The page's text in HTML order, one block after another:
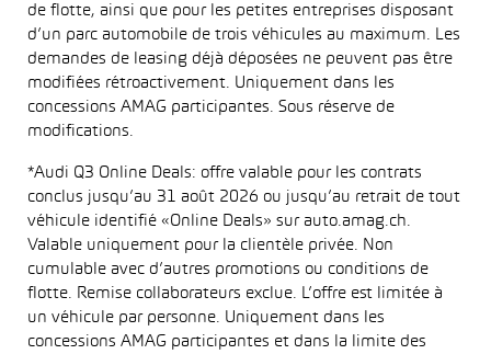
de flotte, ainsi que pour les petites entreprises disposant
d’un parc automobile de trois véhicules au maximum. Les
demandes de leasing déjà déposées ne peuvent pas être
modifiées rétroactivement. Uniquement dans les
concessions AMAG participantes. Sous réserve de
modifications.
*Audi Q3 Online Deals: offre valable pour les contrats
conclus jusqu’au 31 août 2026 ou jusqu’au retrait de tout
véhicule identifié «Online Deals» sur auto.amag.ch.
Valable uniquement pour la clientèle privée. Non
cumulable avec d’autres promotions ou conditions de
flotte. Remise collaborateurs exclue. L’offre est limitée à
un véhicule par personne. Uniquement dans les
concessions AMAG participantes et dans la limite des